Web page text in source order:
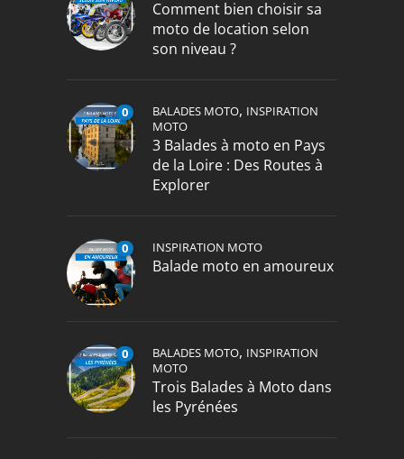
Comment bien choisir sa
moto de location selon
son niveau ?
0 BALADES MOTO, INSPIRATION
MOTO
3 Balades à moto en Pays
de la Loire : Des Routes à
Explorer
0 INSPIRATION MOTO
Balade moto en amoureux
0 BALADES MOTO, INSPIRATION
MOTO
Trois Balades à Moto dans
les Pyrénées